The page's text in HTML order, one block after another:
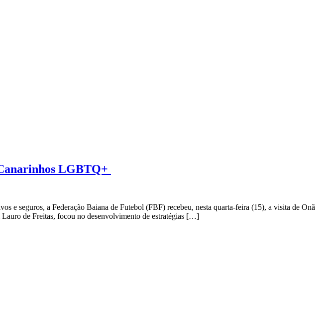
LGBTQ+
e seguros, a Federação Baiana de Futebol (FBF) recebeu, nesta quarta-feira (15), a visita de Onã
de Freitas, focou no desenvolvimento de estratégias […]